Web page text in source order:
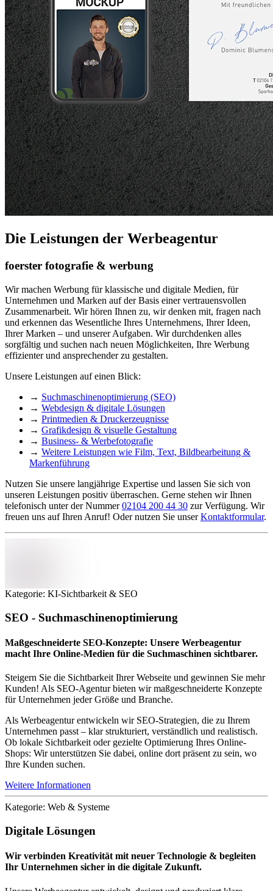
Die Leistungen der Werbeagentur
foerster fotografie & werbung
Wir machen Werbung für klassische und digitale Medien, für
Unternehmen und Marken auf der Basis einer vertrauensvollen
Zusammenarbeit. Wir hören Ihnen zu, wir denken mit, fragen nach
und erkennen das Wesentliche Ihres Unternehmens, Ihrer Ideen,
Ihrer Marken – und unserer Aufgaben. Wir durchdenken alles
sorgfältig und suchen nach neuen Möglichkeiten, Ihre Werbung
effizienter und ansprechender zu gestalten.
Unsere Leistungen auf einen Blick:
→ Suchmaschinenoptimierung (SEO)
→ Webdesign & digitale Lösungen
→ Printmedien & Druckerzeugnisse
→ Grafikdesign & visuelle Gestaltung
→ Business- & Werbefotografie
→ Weitere Leistungen wie Film, Text, Bildbearbeitung &
Markenführung
Nutzen Sie unsere langjährige Expertise und lassen Sie sich von
unseren Leistungen positiv überraschen. Gerne stehen wir Ihnen
telefonisch unter der Nummer02104 200 44 30 zur Verfügung. Wir
freuen uns auf Ihren Anruf! Oder nutzen Sie unserKontaktformular.
Kategorie: KI-Sichtbarkeit & SEO
SEO - Suchmaschinenoptimierung
Maßgeschneiderte SEO-Konzepte: Unsere Werbeagentur
macht Ihre Online-Medien für die Suchmaschinen sichtbarer.
Steigern Sie die Sichtbarkeit Ihrer Webseite und gewinnen Sie mehr
Kunden! Als SEO-Agentur bieten wir maßgeschneiderte Konzepte
für Unternehmen jeder Größe und Branche.
Als Werbeagentur entwickeln wir SEO-Strategien, die zu Ihrem
Unternehmen passt – klar strukturiert, verständlich und realistisch.
Ob lokale Sichtbarkeit oder gezielte Optimierung Ihres Online-
Shops: Wir unterstützen Sie dabei, online dort präsent zu sein, wo
Ihre Kunden suchen.
Weitere Informationen
Kategorie: Web & Systeme
Digitale Lösungen
Wir verbinden Kreativität mit neuer Technologie & begleiten
Ihr Unternehmen sicher in die digitale Zukunft.